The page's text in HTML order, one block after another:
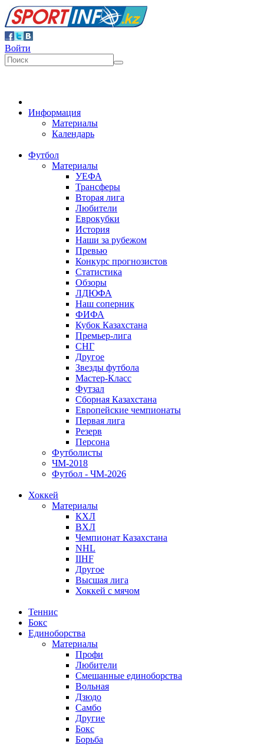
Войти
Информация
Материалы
Календарь
Футбол
Материалы
УЕФА
Трансферы
Вторая лига
Любители
Еврокубки
История
Наши за рубежом
Превью
Конкурс прогнозистов
Статистика
Обзоры
ЛДЮФА
Наш соперник
ФИФА
Кубок Казахстана
Премьер-лига
СНГ
Другое
Звезды футбола
Мастер-Класс
Футзал
Сборная Казахстана
Европейские чемпионаты
Первая лига
Резерв
Персона
Футболисты
ЧМ-2018
Футбол - ЧМ-2026
Хоккей
Материалы
КХЛ
ВХЛ
Чемпионат Казахстана
NHL
IIHF
Другое
Высшая лига
Хоккей с мячом
Теннис
Бокс
Единоборства
Материалы
Профи
Любители
Смешанные единоборства
Вольная
Дзюдо
Самбо
Другие
Бокс
Борьба